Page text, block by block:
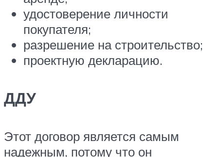
удостоверение личности
покупателя;
разрешение на строительство;
проектную декларацию.
ДДУ
Этот договор является самым
надежным, потому что он